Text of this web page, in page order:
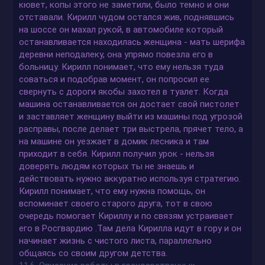
кювет, копы этого не заметили, было темно и они
отставали. Кирилл чудом остался жив, поднявшись
на шоссе он махал рукой, в автомобиле который
останавливается находилась женщина - мать шерифа
деревни неподалеку, она упрямо повезла его в
больницу. Кирилл понимает, что ему нельзя туда
соваться и подобрав момент, он попросил ее
свернуть с дороги якобы захотел в туалет. Когда
машина останавливается он достает свой пистолет
и заставляет женщину выйти из машины под угрозой
расправы, после делает три выстрела, прячет тело, а
на машине он уезжает в домик лесника и там
приходит в себя. Кирилл получил урок - нельзя
доверять людям которых ты не знаешь и
действовать нужно аккуратно используя стратегию.
Кирилл понимает, что ему нужна помощь, он
вспоминает своего старого друга, тот в свою
очередь помогает Кириллу и по связям устраивает
его в Росгвардию .Там дела Кирилла идут в гору и он
начинает жизнь с чистого листа, параллельно
общаясь со своим другом детства.